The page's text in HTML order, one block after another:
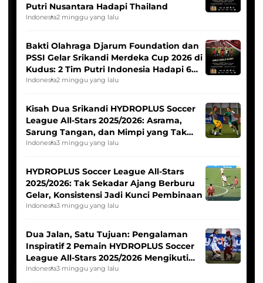
Putri Nusantara Hadapi Thailand
Indonesia2 minggu yang lalu
Bakti Olahraga Djarum Foundation dan
PSSI Gelar Srikandi Merdeka Cup 2026 di
Kudus: 2 Tim Putri Indonesia Hadapi 6
Tim Asia
Indonesia2 minggu yang lalu
Kisah Dua Srikandi HYDROPLUS Soccer
League All-Stars 2025/2026: Asrama,
Sarung Tangan, dan Mimpi yang Tak
Pernah Padam
Indonesia3 minggu yang lalu
HYDROPLUS Soccer League All-Stars
2025/2026: Tak Sekadar Ajang Berburu
Gelar, Konsistensi Jadi Kunci Pembinaan
Indonesia3 minggu yang lalu
Dua Jalan, Satu Tujuan: Pengalaman
Inspiratif 2 Pemain HYDROPLUS Soccer
League All-Stars 2025/2026 Mengikuti
Seleksi Timnas Indonesia Putri
Indonesia3 minggu yang lalu